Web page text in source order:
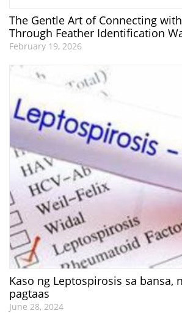
The Gentle Art of Connecting
Through Feather Identification
February 19, 2026
Kaso ng Leptospirosis sa bansa,
pagtaas
June 28, 2024